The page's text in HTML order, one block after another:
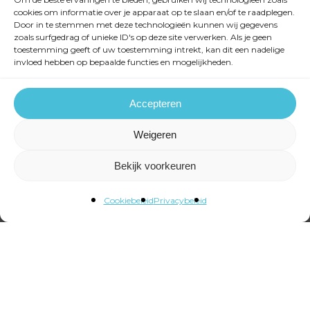
cookies om informatie over je apparaat op te slaan en/of te raadplegen.
Door in te stemmen met deze technologieën kunnen wij gegevens
zoals surfgedrag of unieke ID's op deze site verwerken. Als je geen
toestemming geeft of uw toestemming intrekt, kan dit een nadelige
invloed hebben op bepaalde functies en mogelijkheden.
Accepteren
Weigeren
Bekijk voorkeuren
CookiebeleidPrivacybeleid